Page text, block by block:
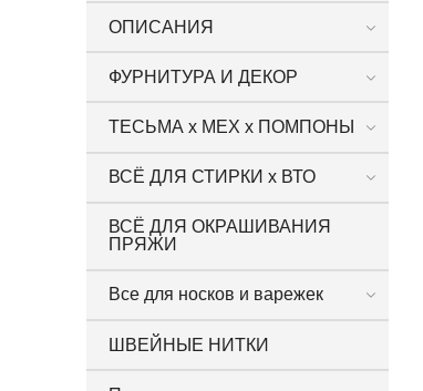
ОПИСАНИЯ
ФУРНИТУРА И ДЕКОР
ТЕСЬМА х МЕХ х ПОМПОНЫ
ВСЁ ДЛЯ СТИРКИ х ВТО
ВСЁ ДЛЯ ОКРАШИВАНИЯ
ПРЯЖИ
Все для носков и варежек
ШВЕЙНЫЕ НИТКИ